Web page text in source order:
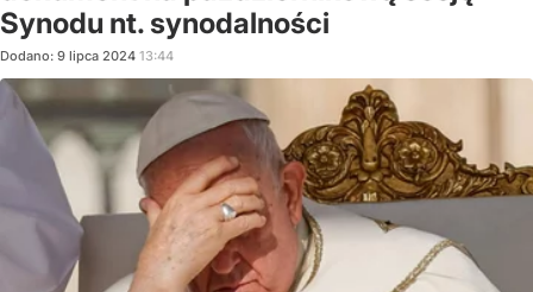
Synodu nt. synodalności
Dodano: 9 lipca 2024 13:44